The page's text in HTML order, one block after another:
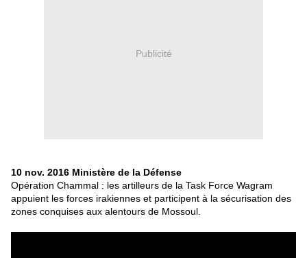
Publicité
10 nov. 2016 Ministère de la Défense
Opération Chammal : les artilleurs de la Task Force Wagram
appuient les forces irakiennes et participent à la sécurisation des
zones conquises aux alentours de Mossoul.